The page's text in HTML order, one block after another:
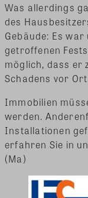
Was allerdings
des
Gebäude: Es
getroffenen
möglich, dass er
Schadens vor
Immobilien
werden.
Installationen
erfahren Sie in
(Ma)